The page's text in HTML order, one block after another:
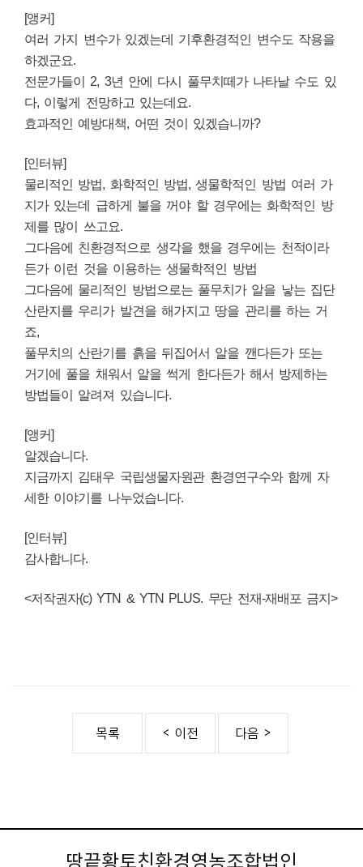
[앵커]
여러 가지 변수가 있겠는데 기후환경적인 변수도 작용을
하겠군요.
전문가들이 2, 3년 안에 다시 풀무치떼가 나타날 수도 있
다, 이렇게 전망하고 있는데요.
효과적인 예방대책, 어떤 것이 있겠습니까?
[인터뷰]
물리적인 방법, 화학적인 방법, 생물학적인 방법 여러 가
지가 있는데 급하게 불을 꺼야 할 경우에는 화학적인 방
제를 많이 쓰고요.
그다음에 친환경적으로 생각을 했을 경우에는 천적이라
든가 이런 것을 이용하는생물학적인 방법
그다음에 물리적인 방법으로는 풀무치가 알을 낳는 집단
산란지를 우리가 발견을 해가지고 땅을 관리를 하는 거
죠,
풀무치의 산란기를 흙을 뒤집어서 알을 깬다든가 또는
거기에 풀을 채워서 알을 썩게 한다든가 해서 방제하는
방법들이 알려져 있습니다.
[앵커]
알겠습니다.
지금까지 김태우 국립생물자원관 환경연구수와 함께 자
세한 이야기를 나누었습니다.
[인터뷰]
감사합니다.
<저작권자(c) YTN & YTN PLUS. 무단 전재-재배포 금지>